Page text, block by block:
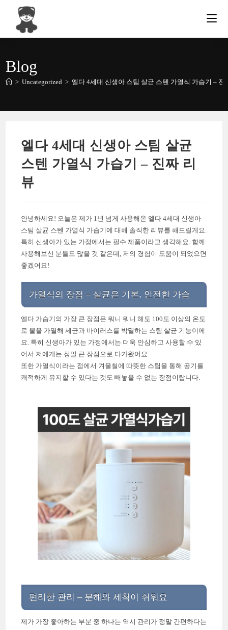
content
Blog
> Uncategorized > 엘다 4세대 신생아 스팀 살균 스텐 가열식 가습기 – 진
엘다 4세대 신생아 스팀 살균
스텐 가열식 가습기 – 진짜 리
뷰
안녕하세요! 오늘은 제가 1년 넘게 사용해온 엘다 4세대 신생아
스팀 살균 스텐 가열식 가습기에 대해 솔직한 리뷰를 해드릴게요.
특히 신생아가 있는 가정에서는 필수 제품이라고 생각해요. 함께
사용해보신 분들도 많을 것 같은데, 저의 경험이 도움이 되었으면
좋겠어요!
가열식의 장점 – 살균은 기본, 안전한 가습
엘다 가습기의 가장 큰 장점은 뭐니 뭐니 해도 100도 이상의 온도
로 물을 가열해 세균과 바이러스를 박멸하는 스팀 살균 기능이에
요. 특히 신생아가 있는 가정에서는 더욱 안심하고 사용할 수 있
어서 저에게는 정말 큰 장점으로 다가왔어요.
또한 가열식이라는 점에서 겨울철에 따뜻한 스팀을 통해 공기를
쾌적하게 유지할 수 있다는 것도 빼놓을 수 없는 장점이랍니다.
편리한 관리 – 분해와 세척이 쉬워요
제가 가장 좋아하는 부분 중 하나는 역시 관리가 정말 간편하다는